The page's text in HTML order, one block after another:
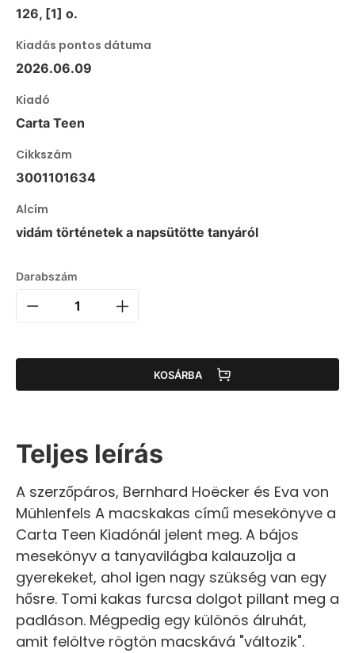
126, [1] o.
Kiadás pontos dátuma
2026.06.09
Kiadó
Carta Teen
Cikkszám
3001101634
Alcím
vidám történetek a napsütötte tanyáról
Darabszám
KOSÁRBA
Teljes leírás
A szerzőpáros, Bernhard Hoëcker és Eva von
Mühlenfels A macskakas című mesekönyve a
Carta Teen Kiadónál jelent meg. A bájos
mesekönyv a tanyavilágba kalauzolja a
gyerekeket, ahol igen nagy szükség van egy
hősre. Tomi kakas furcsa dolgot pillant meg a
padláson. Mégpedig egy különös álruhát,
amit felöltve rögtön macskává "változik".